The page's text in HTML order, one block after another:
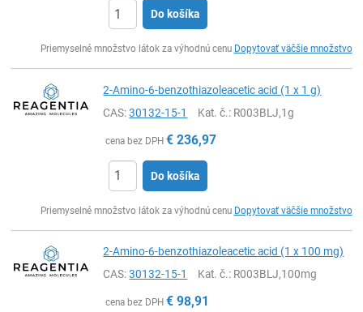
Do košíka
Priemyselné množstvo látok za výhodnú cenu Dopytovať väčšie množstvo
2-Amino-6-benzothiazoleacetic acid (1 x 1 g)
CAS:30132-15-1 Kat. č.: R003BLJ,1g
cena bez DPH € 236,97
Do košíka
Priemyselné množstvo látok za výhodnú cenu Dopytovať väčšie množstvo
2-Amino-6-benzothiazoleacetic acid (1 x 100 mg)
CAS:30132-15-1 Kat. č.: R003BLJ,100mg
cena bez DPH € 98,91